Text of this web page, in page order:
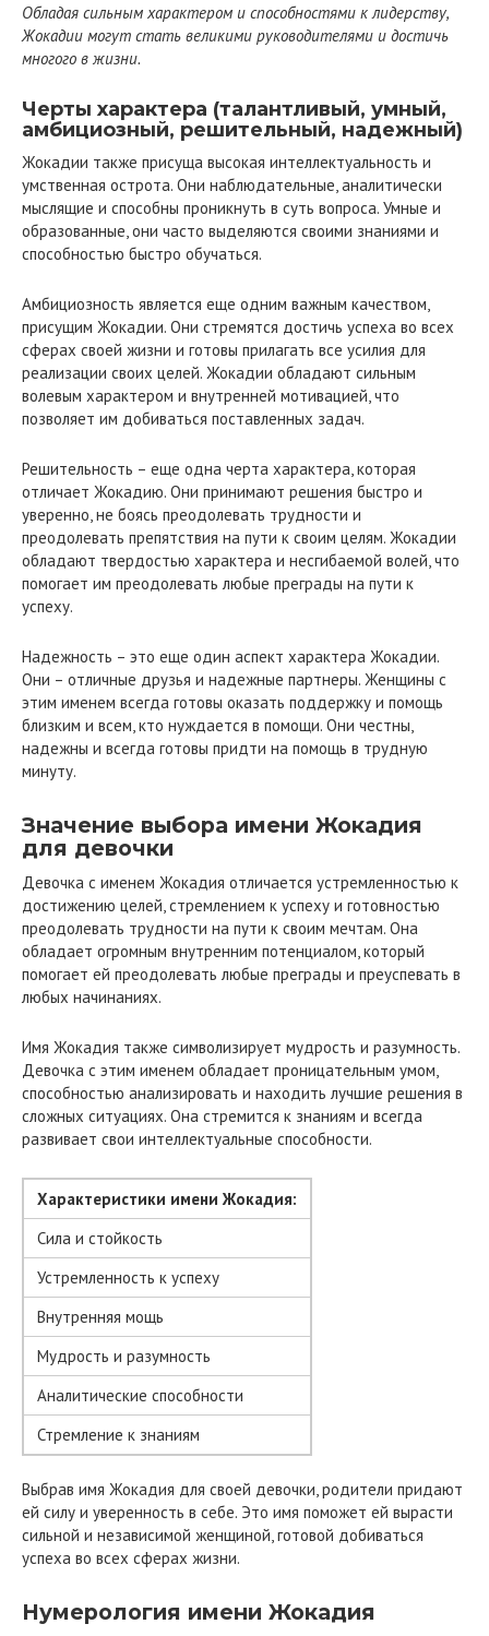
Обладая сильным характером и способностями к лидерству,
Жокадии могут стать великими руководителями и достичь
многого в жизни.
Черты характера (талантливый, умный,
амбициозный, решительный, надежный)
Жокадии также присуща высокая интеллектуальность и
умственная острота. Они наблюдательные, аналитически
мыслящие и способны проникнуть в суть вопроса. Умные и
образованные, они часто выделяются своими знаниями и
способностью быстро обучаться.
Амбициозность является еще одним важным качеством,
присущим Жокадии. Они стремятся достичь успеха во всех
сферах своей жизни и готовы прилагать все усилия для
реализации своих целей. Жокадии обладают сильным
волевым характером и внутренней мотивацией, что
позволяет им добиваться поставленных задач.
Решительность – еще одна черта характера, которая
отличает Жокадию. Они принимают решения быстро и
уверенно, не боясь преодолевать трудности и
преодолевать препятствия на пути к своим целям. Жокадии
обладают твердостью характера и несгибаемой волей, что
помогает им преодолевать любые преграды на пути к
успеху.
Надежность – это еще один аспект характера Жокадии.
Они – отличные друзья и надежные партнеры. Женщины с
этим именем всегда готовы оказать поддержку и помощь
близким и всем, кто нуждается в помощи. Они честны,
надежны и всегда готовы придти на помощь в трудную
минуту.
Значение выбора имени Жокадия
для девочки
Девочка с именем Жокадия отличается устремленностью к
достижению целей, стремлением к успеху и готовностью
преодолевать трудности на пути к своим мечтам. Она
обладает огромным внутренним потенциалом, который
помогает ей преодолевать любые преграды и преуспевать в
любых начинаниях.
Имя Жокадия также символизирует мудрость и разумность.
Девочка с этим именем обладает проницательным умом,
способностью анализировать и находить лучшие решения в
сложных ситуациях. Она стремится к знаниям и всегда
развивает свои интеллектуальные способности.
Характеристики имени Жокадия:
Сила и стойкость
Устремленность к успеху
Внутренняя мощь
Мудрость и разумность
Аналитические способности
Стремление к знаниям
Выбрав имя Жокадия для своей девочки, родители придают
ей силу и уверенность в себе. Это имя поможет ей вырасти
сильной и независимой женщиной, готовой добиваться
успеха во всех сферах жизни.
Нумерология имени Жокадия